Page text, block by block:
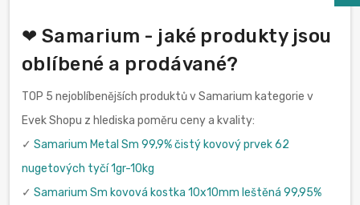
❤ Samarium - jaké produkty jsou
oblíbené a prodávané?
TOP 5 nejoblíbenějších produktů v Samarium kategorie v
Evek Shopu z hlediska poměru ceny a kvality:
✓ Samarium Metal Sm 99,9% čistý kovový prvek 62
nugetových tyčí 1gr-10kg
✓ Samarium Sm kovová kostka 10x10mm leštěná 99,95%